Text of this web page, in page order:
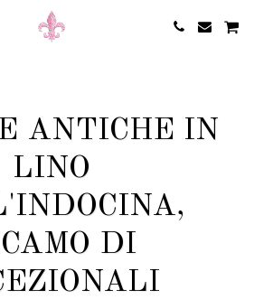
ANTICHE IN
LINO
DI